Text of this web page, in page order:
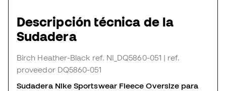
Descripción técnica de la
Sudadera
Birch Heather-Black ref. NI_DQ5860-051 | ref.
proveedor DQ5860-051
Sudadera Nike Sportswear Fleece Oversize para